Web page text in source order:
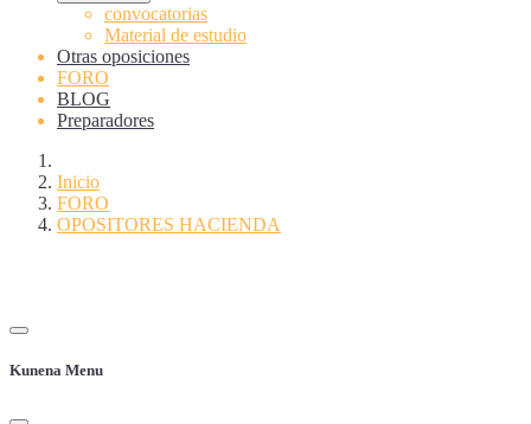
convocatorias
Material de estudio
Otras oposiciones
FORO
BLOG
Preparadores
Inicio
FORO
OPOSITORES HACIENDA
Kunena Menu